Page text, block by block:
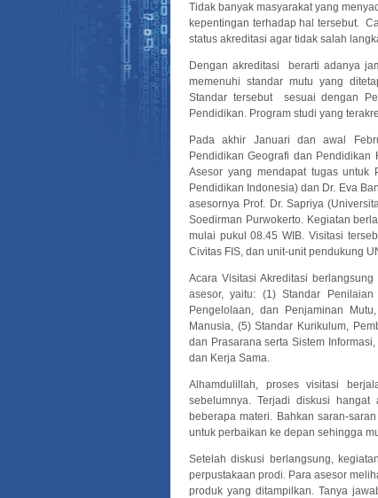
Tidak banyak masyarakat yang
kepentingan terhadap hal tersebut.
status akreditasi agar tidak salah
Dengan akreditasi berarti adanya
memenuhi standar mutu yang
Standar tersebut sesuai dengan
Pendidikan. Program studi yang
Pada akhir Januari dan awal
Pendidikan Geografi dan
Asesor yang mendapat tugas untuk
Pendidikan Indonesia) dan Dr. Eva
asesornya Prof. Dr. Sapriya
Soedirman Purwokerto. Kegiatan
mulai pukul 08.45 WIB. Visitasi
Civitas FIS, dan unit-unit pendukung
Acara Visitasi Akreditasi
asesor, yaitu: (1) Standar
Pengelolaan, dan Penjaminan
Manusia, (5) Standar Kurikulum,
dan Prasarana serta Sistem
dan Kerja Sama.
Alhamdulillah, proses visitasi
sebelumnya. Terjadi diskusi
beberapa materi. Bahkan saran-
untuk perbaikan ke depan sehingga
Setelah diskusi berlangsung,
perpustakaan prodi. Para asesor
produk yang ditampilkan. Tanya